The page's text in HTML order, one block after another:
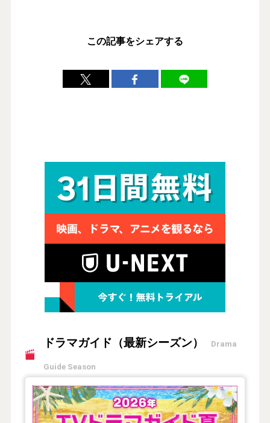
この記事をシェアする
ドラマガイド（最新シーズン） Drama
Guide Season
【2026年夏】TVドラマガイド